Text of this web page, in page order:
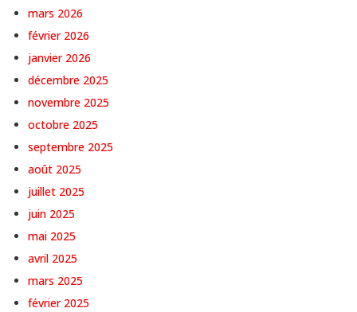
mars 2026
février 2026
janvier 2026
décembre 2025
novembre 2025
octobre 2025
septembre 2025
août 2025
juillet 2025
juin 2025
mai 2025
avril 2025
mars 2025
février 2025